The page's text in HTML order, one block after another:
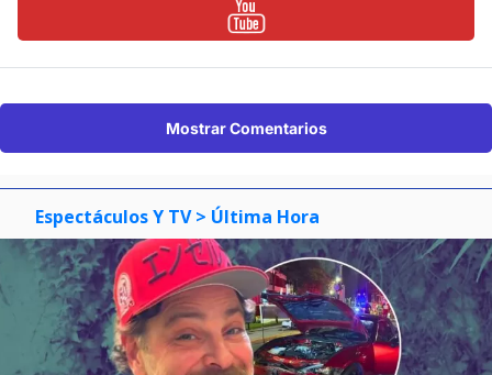
Mostrar Comentarios
Espectáculos Y TV > Última Hora